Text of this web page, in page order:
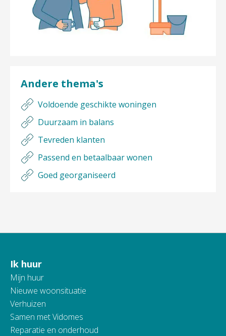
Andere thema's
Voldoende geschikte woningen
Duurzaam in balans
Tevreden klanten
Passend en betaalbaar wonen
Goed georganiseerd
Contactinformatie
Ik huur
Mijn huur
Nieuwe woonsituatie
Verhuizen
Samen met Vidomes
Reparatie en onderhoud